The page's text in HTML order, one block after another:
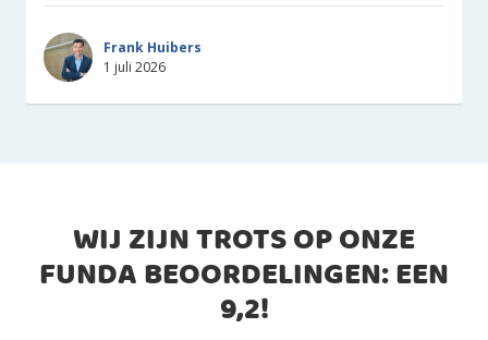
Frank Huibers
1 juli 2026
WIJ ZIJN TROTS OP ONZE
FUNDA BEOORDELINGEN: EEN
9,2!